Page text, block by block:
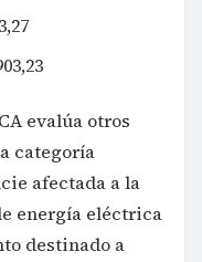
evalúa otros
categoría
afectada a la
energía eléctrica
destinado a